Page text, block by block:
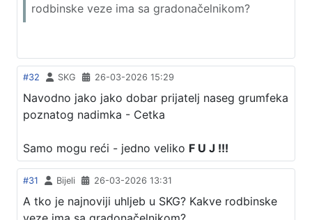
rodbinske veze ima sa gradonačelnikom?
#32 SKG 26-03-2026 15:29
Navodno jako jako dobar prijatelj naseg grumfeka
poznatog nadimka - Cetka
Samo mogu reći - jedno veliko F U J !!!
#31 Bijeli 26-03-2026 13:31
A tko je najnoviji uhljeb u SKG? Kakve rodbinske